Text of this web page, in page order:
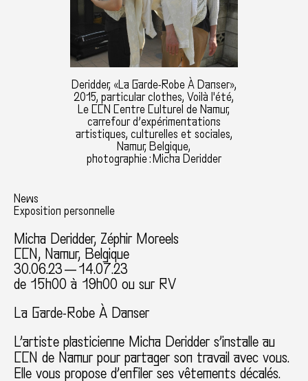
Deridder, «La Garde-Robe À Danser»,
2015, particular clothes, Voilà l'été,
Le CCN Centre Culturel de Namur,
carrefour d’expérimentations
artistiques, culturelles et sociales,
Namur, Belgique,
photographie : Micha Deridder
News
Exposition personnelle
Micha Deridder, Zéphir Moreels
CCN, Namur, Belgique
30.06.23 — 14.07.23
de 15h00 à 19h00 ou sur RV
La Garde-Robe À Danser
L’artiste plasticienne Micha Deridder s’installe au
CCN de Namur pour partager son travail avec vous.
Elle vous propose d’enfiler ses vêtements décalés.